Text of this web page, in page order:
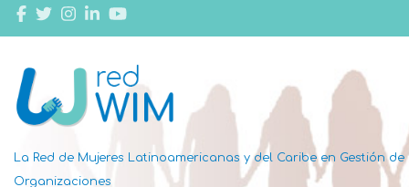
La Red de Mujeres Latinoamericanas y del Caribe en Gestión de
Organizaciones